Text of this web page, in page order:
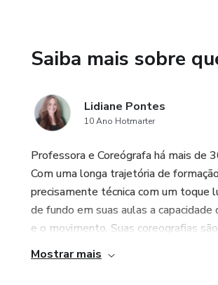
Saiba mais sobre
Lidiane Pontes
10 Ano Hotmarter
Professora e Coreógrafa há mais de
Com uma longa trajetória de
precisamente técnica com um toque
de fundo em suas aulas a
e o movimento. Suas coreografias
Mostrar mais